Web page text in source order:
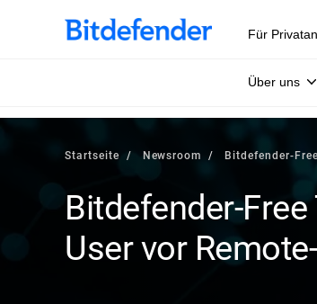
Für
Über uns
Startseite Newsroom Bitdefender-
Bitdefender-
User vor